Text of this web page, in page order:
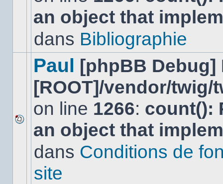
nouveau
message
non-
dans
an object that
dans Bibliographie
Aucun
nouveau
message
non-
dans
Paul [phpBB Debug]
[ROOT]/vendor/
on line 1266: count():
an object that
dans Conditions de
site